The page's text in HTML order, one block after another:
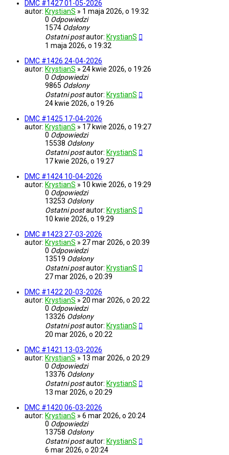
DMC #1427 01-05-2026
autor: KrystianS » 1 maja 2026, o 19:32
0 Odpowiedzi
1574 Odsłony
Ostatni postautor: KrystianS
1 maja 2026, o 19:32
DMC #1426 24-04-2026
autor: KrystianS » 24 kwie 2026, o 19:26
0 Odpowiedzi
9865 Odsłony
Ostatni postautor: KrystianS
24 kwie 2026, o 19:26
DMC #1425 17-04-2026
autor: KrystianS » 17 kwie 2026, o 19:27
0 Odpowiedzi
15538 Odsłony
Ostatni postautor: KrystianS
17 kwie 2026, o 19:27
DMC #1424 10-04-2026
autor: KrystianS » 10 kwie 2026, o 19:29
0 Odpowiedzi
13253 Odsłony
Ostatni postautor: KrystianS
10 kwie 2026, o 19:29
DMC #1423 27-03-2026
autor: KrystianS » 27 mar 2026, o 20:39
0 Odpowiedzi
13519 Odsłony
Ostatni postautor: KrystianS
27 mar 2026, o 20:39
DMC #1422 20-03-2026
autor: KrystianS » 20 mar 2026, o 20:22
0 Odpowiedzi
13326 Odsłony
Ostatni postautor: KrystianS
20 mar 2026, o 20:22
DMC #1421 13-03-2026
autor: KrystianS » 13 mar 2026, o 20:29
0 Odpowiedzi
13376 Odsłony
Ostatni postautor: KrystianS
13 mar 2026, o 20:29
DMC #1420 06-03-2026
autor: KrystianS » 6 mar 2026, o 20:24
0 Odpowiedzi
13758 Odsłony
Ostatni postautor: KrystianS
6 mar 2026, o 20:24